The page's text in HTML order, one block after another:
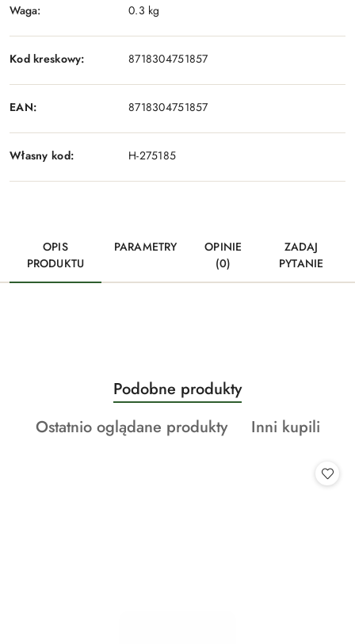
Waga: 0.3 kg
Kod kreskowy: 8718304751857
EAN: 8718304751857
Własny kod: H-275185
OPIS
PRODUKTU
PARAMETRY
OPINIE
(0)
ZADAJ
PYTANIE
Pomiń karuzelę produktów
Produkty
o
statusie:
Podobne produkty
Produkty
Ostatnio oglądane produkty
Produkty
Inni kupili